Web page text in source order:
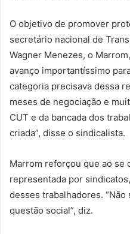
O objetivo de promover
secretário nacional de
Wagner Menezes, o
avanço importantíssimo
categoria precisava dessa
meses de negociação e
CUT e da bancada dos
criada”, disse o sindicalista.
Marrom reforçou que ao se
representada por
desses trabalhadores.
questão social”, diz.